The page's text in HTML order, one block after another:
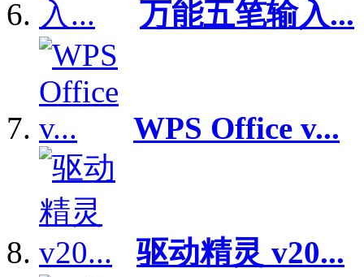
万能五笔输入...
WPS Office v...
驱动精灵 v20...